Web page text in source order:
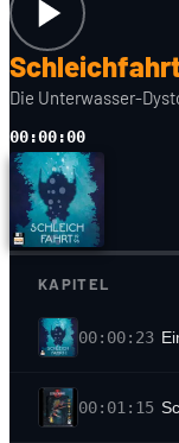
Die Unterwasser-
00:00:00
KAPITEL
00:00:23
00:01:15